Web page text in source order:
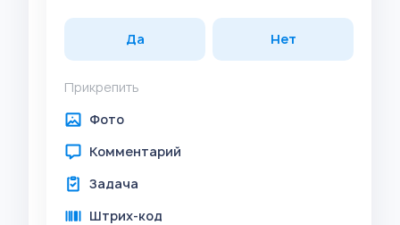
Да Нет
Прикрепить
Фото
Комментарий
Задача
Штрих-код